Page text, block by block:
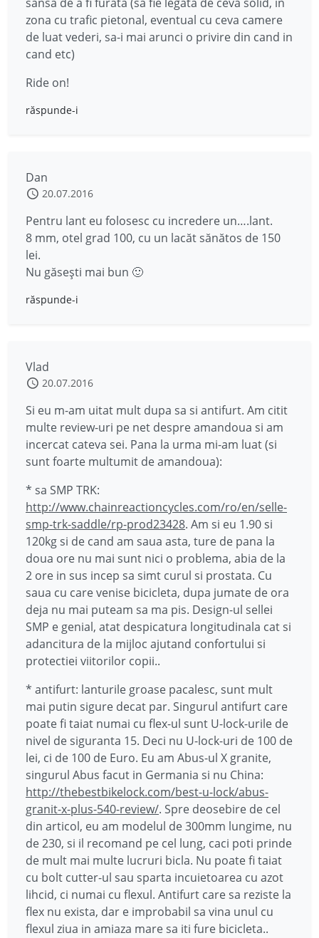
zona cu trafic pietonal, eventual cu ceva camere
de luat vederi, sa-i mai arunci o privire din cand in
cand etc)
Ride on!
răspunde-i
Dan
20.07.2016
Pentru lant eu folosesc cu incredere un….lant.
8 mm, otel grad 100, cu un lacăt sănătos de 150
lei.
Nu găsești mai bun 🙂
răspunde-i
Vlad
20.07.2016
Si eu m-am uitat mult dupa sa si antifurt. Am citit
multe review-uri pe net despre amandoua si am
incercat cateva sei. Pana la urma mi-am luat (si
sunt foarte multumit de amandoua):
* sa SMP TRK:
http://www.chainreactioncycles.com/ro/en/selle-
smp-trk-saddle/rp-prod23428. Am si eu 1.90 si
120kg si de cand am saua asta, ture de pana la
doua ore nu mai sunt nici o problema, abia de la
2 ore in sus incep sa simt curul si prostata. Cu
saua cu care venise bicicleta, dupa jumate de ora
deja nu mai puteam sa ma pis. Design-ul sellei
SMP e genial, atat despicatura longitudinala cat si
adancitura de la mijloc ajutand confortului si
protectiei viitorilor copii..
* antifurt: lanturile groase pacalesc, sunt mult
mai putin sigure decat par. Singurul antifurt care
poate fi taiat numai cu flex-ul sunt U-lock-urile de
nivel de siguranta 15. Deci nu U-lock-uri de 100 de
lei, ci de 100 de Euro. Eu am Abus-ul X granite,
singurul Abus facut in Germania si nu China:
http://thebestbikelock.com/best-u-lock/abus-
granit-x-plus-540-review/. Spre deosebire de cel
din articol, eu am modelul de 300mm lungime, nu
de 230, si il recomand pe cel lung, caci poti prinde
de mult mai multe lucruri bicla. Nu poate fi taiat
cu bolt cutter-ul sau sparta incuietoarea cu azot
lihcid, ci numai cu flexul. Antifurt care sa reziste la
flex nu exista, dar e improbabil sa vina unul cu
flexul ziua in amiaza mare sa iti fure bicicleta..